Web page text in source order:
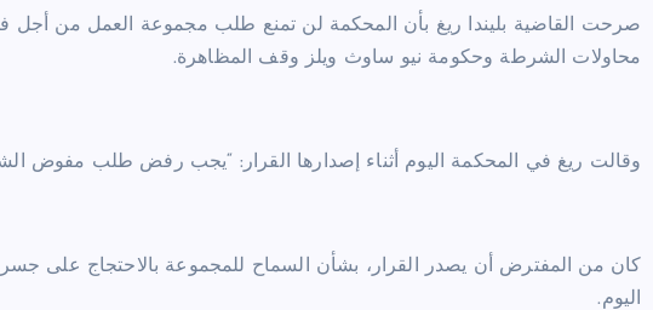
صرحت القاضية بليندا ريغ بأن المحكمة لن تمنع طلب مجموعة العمل من
محاولات الشرطة وحكومة نيو ساوث ويلز وقف المظاهرة.
وقالت ريغ في المحكمة اليوم أثناء إصدارها القرار: “يجب رفض طلب مفوض
كان من المفترض أن يصدر القرار، بشأن السماح للمجموعة بالاحتجاج على
اليوم.